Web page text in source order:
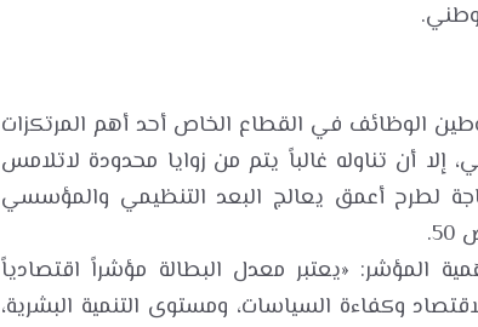
الوظائف في القطاع الخاص أحد أهم المرتكزات
إلا أن تناوله غالباً يتم من زوايا محدودة لاتلامس
لطرح أعمق يعالج البعد التنظيمي والمؤسسي
المؤشر: «يعتبر معدل البطالة مؤشراً اقتصادياً
وكفاءة السياسات، ومستوى التنمية البشرية،